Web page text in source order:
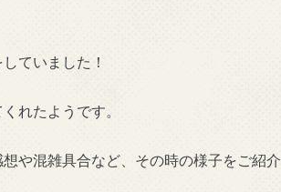
ていました！
れたようです。
や混雑具合など、その時の様子をご紹介